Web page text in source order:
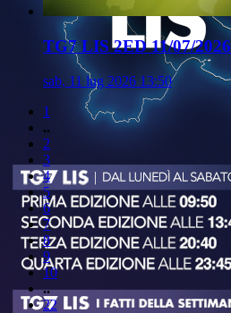
TG7 LIS 2ED 11/07/2026
sab, 11 lug 2026 13:50
1
..
2
3
4
5
6
7
8
9
10
..
22